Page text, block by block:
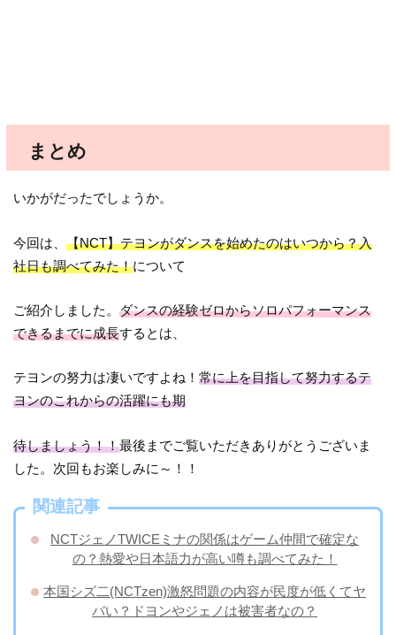
まとめ
いかがだったでしょうか。
今回は、【NCT】テヨンがダンスを始めたのはいつから？入
社日も調べてみた！について
ご紹介しました。ダンスの経験ゼロからソロパフォーマンス
できるまでに成長するとは、
テヨンの努力は凄いですよね！常に上を目指して努力するテ
ヨンのこれからの活躍にも期
待しましょう！！最後までご覧いただきありがとうございま
した。次回もお楽しみに～！！
関連記事
NCTジェノTWICEミナの関係はゲーム仲間で確定な
の？熱愛や日本語力が高い噂も調べてみた！
本国シズ二(NCTzen)激怒問題の内容が民度が低くてヤ
バい？ドヨンやジェノは被害者なの？